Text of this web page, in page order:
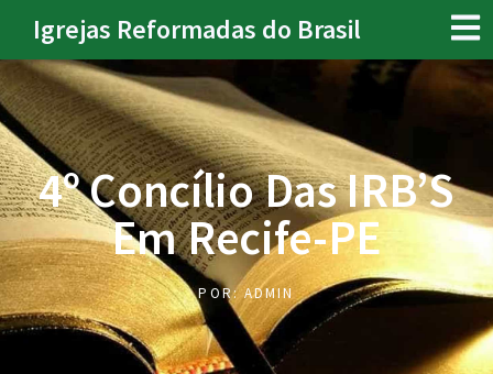
Igrejas Reformadas do Brasil
4º Concílio Das IRB’S
Em Recife-PE
POR:ADMIN